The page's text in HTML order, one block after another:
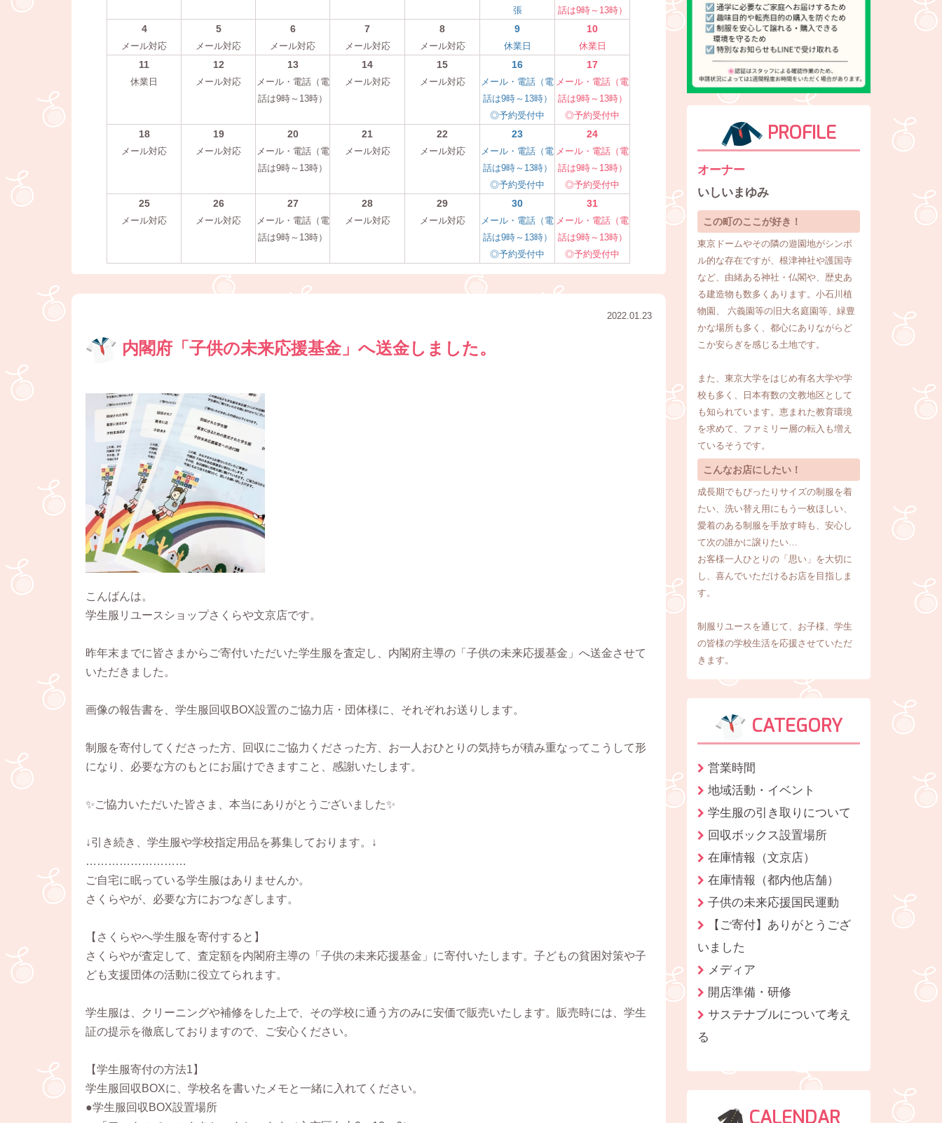
張
話は9時～13時）
4
メール対応
5
メール対応
6
メール対応
7
メール対応
8
メール対応
9
休業日
10
休業日
11
休業日
12
メール対応
13
メール・電話（電
話は9時～13時）
14
メール対応
15
メール対応
16
メール・電話（電
話は9時～13時）
◎予約受付中
17
メール・電話（電
話は9時～13時）
◎予約受付中
18
メール対応
19
メール対応
20
メール・電話（電
話は9時～13時）
21
メール対応
22
メール対応
23
メール・電話（電
話は9時～13時）
◎予約受付中
24
メール・電話（電
話は9時～13時）
◎予約受付中
25
メール対応
26
メール対応
27
メール・電話（電
話は9時～13時）
28
メール対応
29
メール対応
30
メール・電話（電
話は9時～13時）
◎予約受付中
31
メール・電話（電
話は9時～13時）
◎予約受付中
2022.01.23
内閣府「子供の未来応援基金」へ送金しました。
こんばんは。
学生服リユースショップさくらや文京店です。
昨年末までに皆さまからご寄付いただいた学生服を査定し、内閣府主導の「子供の未来応援基金」へ送金させて
いただきました。
画像の報告書を、学生服回収BOX設置のご協力店・団体様に、それぞれお送りします。
制服を寄付してくださった方、回収にご協力くださった方、お一人おひとりの気持ちが積み重なってこうして形
になり、必要な方のもとにお届けできますこと、感謝いたします。
✨ご協力いただいた皆さま、本当にありがとうございました✨
↓引き続き、学生服や学校指定用品を募集しております。↓
………………………
ご自宅に眠っている学生服はありませんか。
さくらやが、必要な方におつなぎします。
【さくらやへ学生服を寄付すると】
さくらやが査定して、査定額を内閣府主導の「子供の未来応援基金」に寄付いたします。子どもの貧困対策や子
ども支援団体の活動に役立てられます。
学生服は、クリーニングや補修をした上で、その学校に通う方のみに安価で販売いたします。販売時には、学生
証の提示を徹底しておりますので、ご安心ください。
【学生服寄付の方法1】
学生服回収BOXに、学校名を書いたメモと一緒に入れてください。
●学生服回収BOX設置場所
PROFILE
オーナー
いしいまゆみ
この町のここが好き！
東京ドームやその隣の遊園地がシンボ
ル的な存在ですが、根津神社や護国寺
など、由緒ある神社・仏閣や、歴史あ
る建造物も数多くあります。小石川植
物園、 六義園等の旧大名庭園等、緑豊
かな場所も多く、都心にありながらど
こか安らぎを感じる土地です。
また、東京大学をはじめ有名大学や学
校も多く、日本有数の文教地区として
も知られています。恵まれた教育環境
を求めて、ファミリー層の転入も増え
ているそうです。
こんなお店にしたい！
成長期でもぴったりサイズの制服を着
たい、洗い替え用にもう一枚ほしい、
愛着のある制服を手放す時も、安心し
て次の誰かに譲りたい…
お客様一人ひとりの「思い」を大切に
し、喜んでいただけるお店を目指しま
す。
制服リユースを通じて、お子様、学生
の皆様の学校生活を応援させていただ
きます。
CATEGORY
営業時間
地域活動・イベント
学生服の引き取りについて
回収ボックス設置場所
在庫情報（文京店）
在庫情報（都内他店舗）
子供の未来応援国民運動
【ご寄付】ありがとうござ
いました
メディア
開店準備・研修
サステナブルについて考え
る
CALENDAR